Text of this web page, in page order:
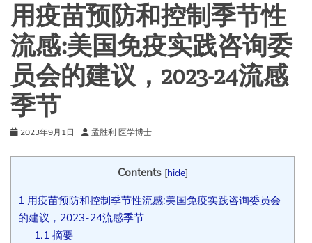
用疫苗预防和控制季节性
流感:美国免疫实践咨询委
员会的建议，2023-24流感
季节
2023年9月1日 孟胜利 医学博士
Contents [hide]
1 用疫苗预防和控制季节性流感:美国免疫实践咨询委员会
的建议，2023-24流感季节
1.1 摘要